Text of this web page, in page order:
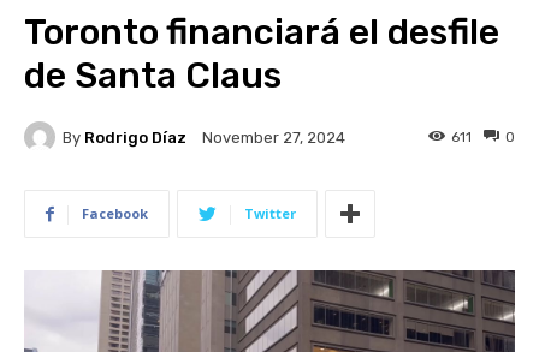
Toronto financiará el desfile
de Santa Claus
By Rodrigo Díaz November 27, 2024 0
611
Facebook Twitter